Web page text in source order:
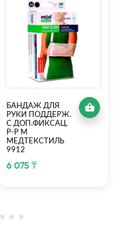
БАНДАЖ ДЛЯ
РУКИ ПОДДЕРЖ.
С ДОП.ФИКСАЦ.
Р-Р M
МЕДТЕКСТИЛЬ
9912
6 075 ₸